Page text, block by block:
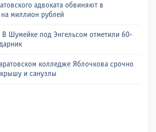
адвоката обвиняют в
миллион рублей
В Шумейке под Энгельсом отметили 60-
колледже Яблочкова срочно
и санузлы